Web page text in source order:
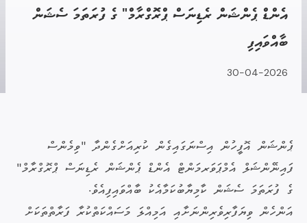
އެންޑް ޕެންޝަން ރެޑިނަސް ޕްރޮގްރާމް" ގެ ފުރަތަމަ ސެޝަން
ބާއްވައިފި
30-04-2026
ޕެންޝަން އޮފީހުން އިސްނަގައިގެން ކުރިއަށްގެންދާ "ވިމެންސް
ފައިނޭންޝަލް އެމްޕަވަރމަންޓް އެންޑް ޕެންޝަން ރެޑިނަސް ޕްރޮގްރާމް"
ގެ ފުރަތަމަ ސެޝަން ކާމިޔާބުކަމާއެކު ބާއްވައިފިއެވެ.
އަންހެން ވިޔަފާރިވެރިންނަށާއި އަމިއްލަ މަސައްކަތްކުރާ ފަރާތްތަކަށް